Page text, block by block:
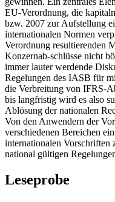
EU-Verordnung, die
bzw. 2007 zur Aufstellung
internationalen Normen
Verordnung resultierenden
Konzernab-schlüsse nicht
immer lauter werdende
Regelungen des IASB für
die Verbreitung von IFRS-
bis langfristig wird es also
Ablösung der nationalen
Von den Anwendern der
verschiedenen Bereichen
internationalen Vorschriften
national gültigen
Leseprobe